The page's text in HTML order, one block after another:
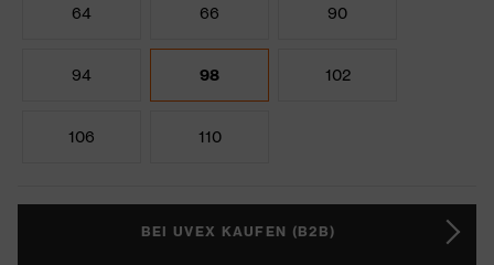
64 66 90
94 98 102
106 110
BEI UVEX KAUFEN (B2B)